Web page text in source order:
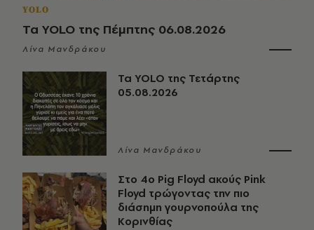
YOLO
Τα YOLO της Πέμπτης 06.08.2026
Λίνα Μανδράκου
Τα YOLO της Τετάρτης
05.08.2026
Λίνα Μανδράκου
Στο 4ο Pig Floyd ακούς Pink
Floyd τρώγοντας την πιο
διάσημη γουρνοπούλα της
Κορινθίας